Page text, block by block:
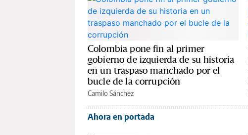
Colombia pone fin al primer
gobierno de izquierda de su historia
en un traspaso manchado por el
bucle de la corrupción
Camilo Sánchez
Ahora en portada